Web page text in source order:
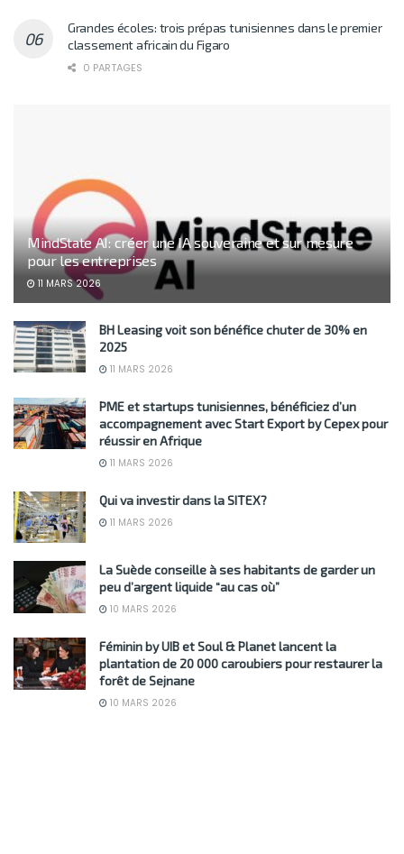
Grandes écoles: trois prépas tunisiennes dans le premier
classement africain du Figaro
0 PARTAGES
MindState AI: créer une IA souveraine et sur mesure
pour les entreprises
11 MARS 2026
BH Leasing voit son bénéfice chuter de 30% en
2025
11 MARS 2026
PME et startups tunisiennes, bénéficiez d’un
accompagnement avec Start Export by Cepex pour
réussir en Afrique
11 MARS 2026
Qui va investir dans la SITEX?
11 MARS 2026
La Suède conseille à ses habitants de garder un
peu d’argent liquide “au cas où”
10 MARS 2026
Féminin by UIB et Soul & Planet lancent la
plantation de 20 000 caroubiers pour restaurer la
forêt de Sejnane
10 MARS 2026